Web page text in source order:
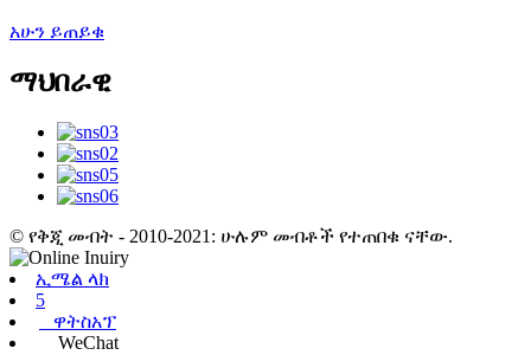
አሁን ይጠይቁ
ማህበራዊ
© የቅጂ መብት - 2010-2021: ሁሉም መብቶች የተጠበቁ ናቸው.
ኢሜል ላክ
5
ዋትስአፕ
WeChat